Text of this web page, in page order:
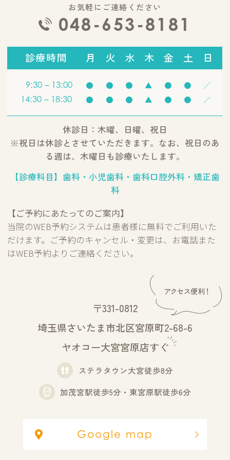
お気軽にご連絡ください
048-653-8181
診療時間 月 火 水 木 金 土 日
9:30 – 13:00 ● ● ● ▲ ● ● ／
14:30 – 18:30 ● ● ● ▲ ● ● ／
休診日：木曜、日曜、祝日
※祝日は休診とさせていただきます。なお、祝日のあ
る週は、木曜日も診療いたします。
【診療科目】歯科・小児歯科・歯科口腔外科・矯正歯
科
【ご予約にあたってのご案内】
当院のWEB予約システムは患者様に無料でご利用いた
だけます。ご予約のキャンセル・変更は、お電話また
はWEB予約よりご連絡ください。
〒331-0812
埼玉県さいたま市北区宮原町2-68-6
ヤオコー大宮宮原店すぐ
ステラタウン大宮徒歩8分
加茂宮駅徒歩5分・東宮原駅徒歩6分
Google map